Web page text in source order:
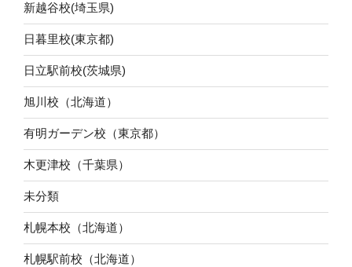
新越谷校(埼玉県)
日暮里校(東京都)
日立駅前校(茨城県)
旭川校（北海道）
有明ガーデン校（東京都）
木更津校（千葉県）
未分類
札幌本校（北海道）
札幌駅前校（北海道）